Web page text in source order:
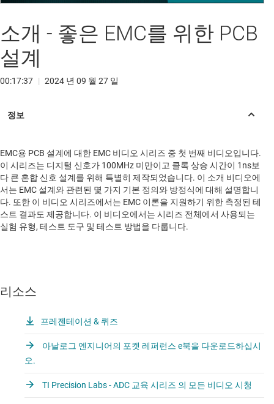
Video
소개 - 좋은 EMC를 위한 PCB
설계
00:17:37 | 2024 년 09 월 27 일
EMC용 PCB 설계에 대한 EMC 비디오 시리즈 중 첫 번째 비디오입니다.
이 시리즈는 디지털 신호가 100MHz 미만이고 클록 상승 시간이 1ns보
다 큰 혼합 신호 설계를 위해 특별히 제작되었습니다. 이 소개 비디오에
서는 EMC 설계와 관련된 몇 가지 기본 정의와 방정식에 대해 설명합니
다. 또한 이 비디오 시리즈에서는 EMC 이론을 지원하기 위한 측정된 테
스트 결과도 제공합니다. 이 비디오에서는 시리즈 전체에서 사용되는
실험 유형, 테스트 도구 및 테스트 방법을 다룹니다.
리소스
프레젠테이션 & 퀴즈
아날로그 엔지니어의 포켓 레퍼런스 e북을 다운로드하십시
오.
TI Precision Labs - ADC 교육 시리즈 의 모든 비디오 시청